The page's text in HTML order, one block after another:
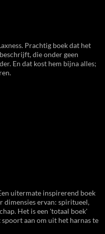
Prachtig boek dat het
die onder geen
En dat kost hem bijna alles;
uitermate inspirerend boek
dimensies ervan: spiritueel,
Het is een 'totaal boek'
aan om uit het harnas te